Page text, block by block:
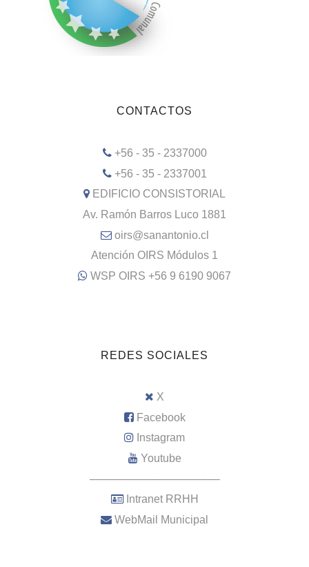
CONTACTOS
+56 - 35 - 2337000
+56 - 35 - 2337001
EDIFICIO CONSISTORIAL
Av. Ramón Barros Luco 1881
oirs@sanantonio.cl
Atención OIRS Módulos 1
WSP OIRS +56 9 6190 9067
REDES SOCIALES
X
Facebook
Instagram
Youtube
–––––––––––––––––––––
Intranet RRHH
WebMail Municipal